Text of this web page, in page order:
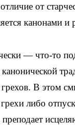
от
канонами и
— что-то
В этом
либо